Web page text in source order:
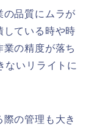
の品質にムラが
している時や時
の精度が落ち
ないリライトに
の管理も大き